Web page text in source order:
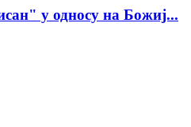
у односу на Божиј...